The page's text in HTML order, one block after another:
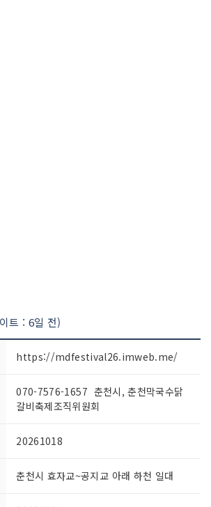
트 : 6일 전)
https://mdfestival26.imweb.me/
070-7576-1657 춘천시, 춘천막국수닭
갈비축제조직위원회
20261018
춘천시 효자교~공지교 아래 하천 일대